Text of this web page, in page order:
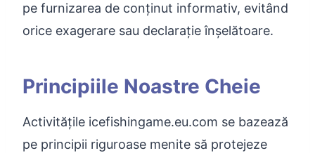
pe furnizarea de conținut informativ, evitând
orice exagerare sau declarație înșelătoare.
Principiile Noastre Cheie
Activitățile icefishingame.eu.com se bazează
pe principii riguroase menite să protejeze